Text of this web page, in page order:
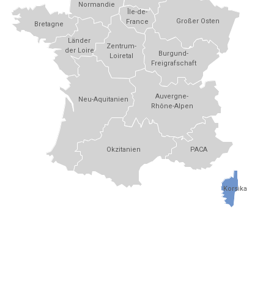
Île-de-
France
Normandie
Bretagne
Länder
der Loire
Zentrum-
Loiretal
Neu-Aquitanien
Okzitanien
Korsika
PACA
Auvergne-
Rhône-Alpen
Burgund-
Freigrafschaft
Großer Osten